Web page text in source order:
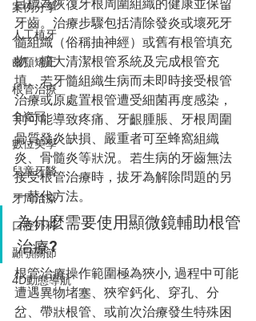
案例分享
人工植牙
齒顎矯正
根管治療
全瓷冠
數位美學
兒童牙醫
牙周治療
口腔外科
顳顎關節
4D動態導航
牙齒。治療步驟包括清除發炎或壞死牙
髓組織（俗稱抽神經）或舊有根管填充
物、擴大清潔根管系統及完成根管充
填。若牙髓組織生病而未即時接受根管
治療或原處置根管遭受細菌再度感染，
則可能導致疼痛、牙齦腫脹、牙根周圍
骨質發炎缺損、嚴重者可至蜂窩組織
炎、骨髓炎等狀況。若生病的牙齒無法
接受根管治療時，拔牙為解除問題的另
一替代方法。
為什麼需要使用顯微鏡輔助根管
治療?
根管治療操作範圍極為狹小, 過程中可能
遭遇異物堵塞、狹窄鈣化、穿孔、分
岔、帶狀根管、或前次治療發生特殊困